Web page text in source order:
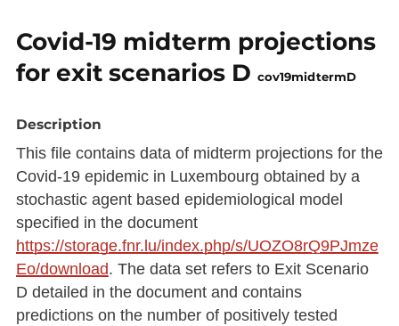
Covid-19 midterm projections
for exit scenarios D cov19midtermD
Description
This file contains data of midterm projections for the
Covid-19 epidemic in Luxembourg obtained by a
stochastic agent based epidemiological model
specified in the document
https://storage.fnr.lu/index.php/s/UOZO8rQ9PJmze
Eo/download. The data set refers to Exit Scenario
D detailed in the document and contains
predictions on the number of positively tested